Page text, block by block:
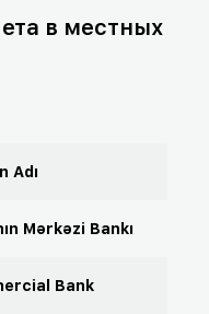
в местных
Adı
Mərkəzi Bankı
Bank